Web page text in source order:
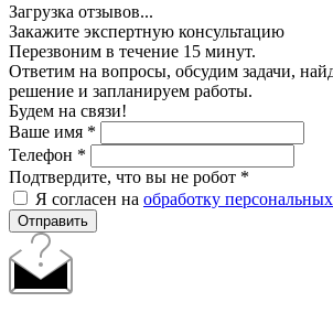
Загрузка отзывов...
Закажите экспертную консультацию
Перезвоним в течение 15 минут.
Ответим на вопросы, обсудим задачи,
решение и запланируем работы.
Будем на связи!
Ваше имя *
Телефон *
Подтвердите, что вы не робот *
Я согласен на обработку
Отправить